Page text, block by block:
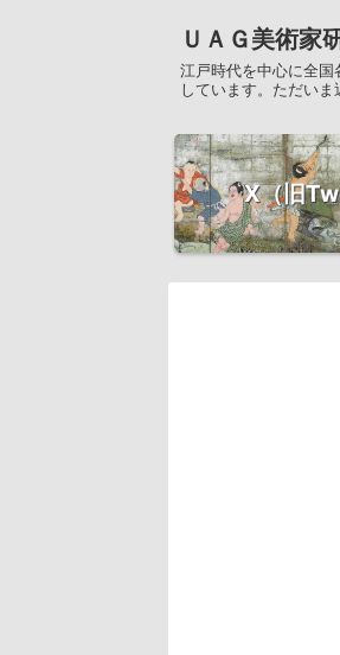
ＵＡＧ美術家
江戸時代を中心に全
しています。ただいま
X（旧